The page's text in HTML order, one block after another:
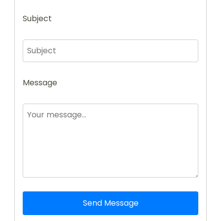
Subject
Message
Send Message